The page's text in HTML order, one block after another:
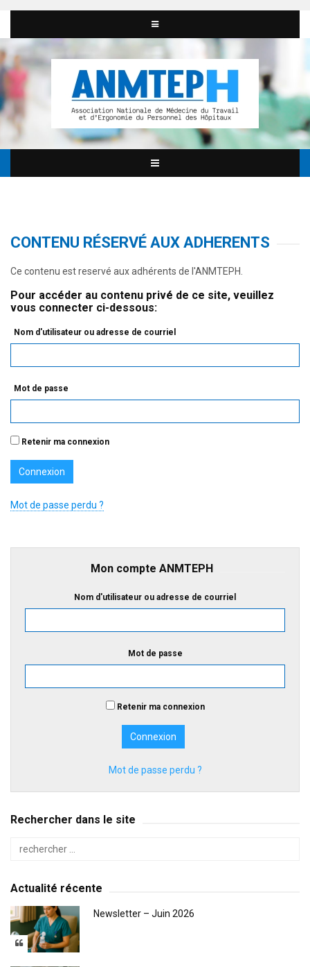
CONTENU RÉSERVÉ AUX ADHERENTS
Ce contenu est reservé aux adhérents de l'ANMTEPH.
Pour accéder au contenu privé de ce site, veuillez
vous connecter ci-dessous:
Nom d'utilisateur ou adresse de courriel
Mot de passe
Retenir ma connexion
Mot de passe perdu ?
Mon compte ANMTEPH
Nom d'utilisateur ou adresse de courriel
Mot de passe
Retenir ma connexion
Mot de passe perdu ?
Rechercher dans le site
Actualité récente
Newsletter – Juin 2026